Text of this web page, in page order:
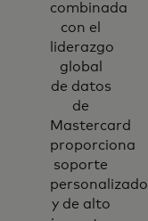
combinada
con el
liderazgo
global
de datos
de
Mastercard
proporciona
soporte
personalizado
y de alto